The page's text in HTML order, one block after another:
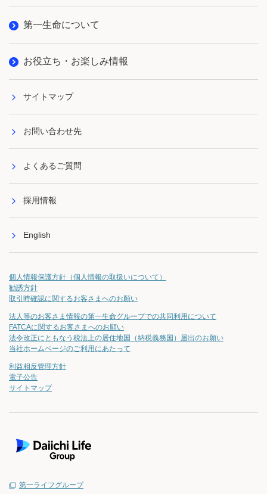
第一生命について
お役立ち・お楽しみ情報
サイトマップ
お問い合わせ先
よくあるご質問
採用情報
English
個人情報保護方針（個人情報の取扱いについて）
勧誘方針
取引時確認に関するお客さまへのお願い
法人等のお客さま情報の第一生命グループでの共同利用について
FATCAに関するお客さまへのお願い
法令改正にともなう税法上の居住地国（納税義務国）届出のお願い
当社ホームページのご利用にあたって
利益相反管理方針
電子公告
サイトマップ
第一ライフグループ